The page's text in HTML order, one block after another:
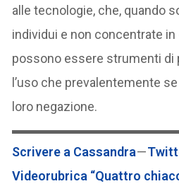
alle tecnologie, che, quando
individui e non concentrate in
possono essere strumenti di
l’uso che prevalentemente
loro negazione.
Scrivere a Cassandra—
Videorubrica “Quattro